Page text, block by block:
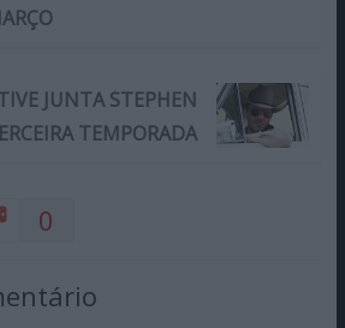
JUNTA STEPHEN
TEMPORADA
0